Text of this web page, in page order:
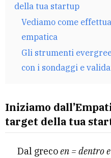
della tua startup
Vediamo come
empatica
Gli strumenti
con i sondaggi e
Iniziamo
target della tua
Dal grecoen = dentro